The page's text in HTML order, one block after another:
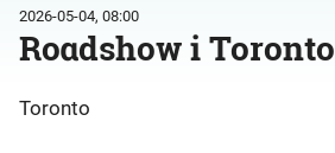
2026-05-04, 08:00
Roadshow i Toronto
Toronto